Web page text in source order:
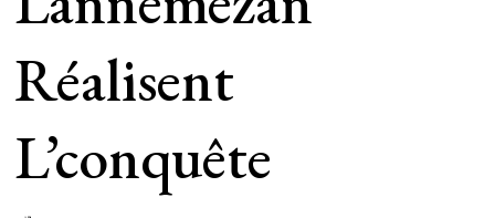
Réalisent
L’conquête